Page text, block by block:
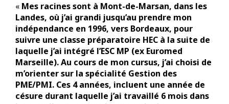
« Mes racines sont à Mont-de-Marsan, dans les
Landes, où j’ai grandi jusqu’au prendre mon
indépendance en 1996, vers Bordeaux, pour
suivre une classe préparatoire HEC à la suite de
laquelle j’ai intégré l’ESC MP (ex Euromed
Marseille). Au cours de mon cursus, j’ai choisi de
m’orienter sur la spécialité Gestion des
PME/PMI. Ces 4 années, incluent une année de
césure durant laquelle j’ai travaillé 6 mois dans